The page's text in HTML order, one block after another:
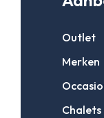
Outlet
Merken
Chalets